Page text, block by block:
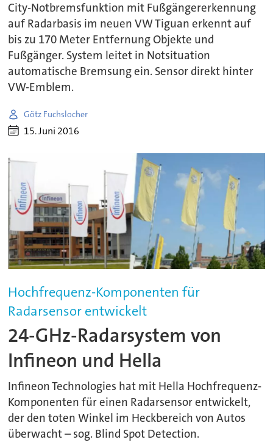
City-Notbremsfunktion mit Fußgängererkennung
auf Radarbasis im neuen VW Tiguan erkennt auf
bis zu 170 Meter Entfernung Objekte und
Fußgänger. System leitet in Notsituation
automatische Bremsung ein. Sensor direkt hinter
VW-Emblem.
Götz Fuchslocher
15. Juni 2016
Hochfrequenz-Komponenten für
Radarsensor entwickelt
24-GHz-Radarsystem von
Infineon und Hella
Infineon Technologies hat mit Hella Hochfrequenz-
Komponenten für einen Radarsensor entwickelt,
der den toten Winkel im Heckbereich von Autos
überwacht – sog. Blind Spot Detection.